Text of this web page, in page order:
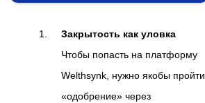
Закрытость как уловка
Чтобы попасть на платформу
Welthsynk, нужно якобы пройти
«одобрение» через